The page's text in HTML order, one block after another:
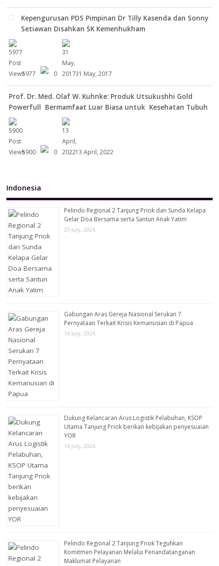
Kepengurusan PDS Pimpinan Dr Tilly Kasenda dan Sonny
Setiawan Disahkan SK Kemenhukham
5977 0 31 May, 2017
Prof. Dr. Med. Olaf W. Kuhnke: Produk Utsukushhi Gold
Powerfull Bermamfaat Luar Biasa untuk Kesehatan Tubuh
5900 0 13 April, 2022
Indonesia
Pelindo Regional 2 Tanjung Priok dan Sunda Kelapa
Gelar Doa Bersama serta Santun Anak Yatim
23 July, 2026
Gabungan Aras Gereja Nasional Serukan 7
Pernyataan Terkait Krisis Kemanusian di Papua
16 July, 2026
Dukung Kelancaran Arus Logistik Pelabuhan, KSOP
Utama Tanjung Priok berikan kebijakan penyesuaian
YOR
16 July, 2026
Pelindo Regional 2 Tanjung Priok Teguhkan
Komitmen Pelayanan Melalui Penandatanganan
Maklumat Pelayanan